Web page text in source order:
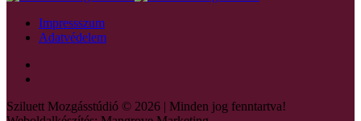
Impressszum
Adatvédelem
Sziluett Mozgásstúdió © 2026 | Minden jog fenntartva!